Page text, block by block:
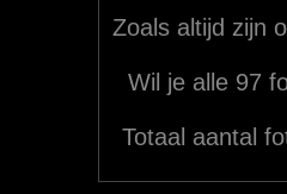
Zoals altijd zijn
Wil je alle 97
Totaal aantal